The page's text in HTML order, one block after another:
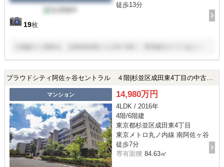
19枚
徒歩13分
プラウドシティ阿佐ヶ谷セントラル ４階|杉並区成田東4丁目の中古マンション
マンション 14,980万円
4LDK / 2016年
4階/6階建
東京都杉並区成田東4丁目
東京メトロ丸ノ内線 南阿佐ヶ谷
徒歩7分
専有面積 84.63㎡